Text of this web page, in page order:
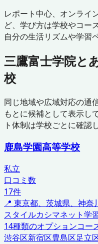
レポート中心、オンライ
ど、学び方は学校やコー
自分の生活リズムや学習
三鷹富士学院と
校
同じ地域や広域対応の通
もとに候補として表示し
ト体制は学校ごとに確認
鹿島学園高等学校
私立
口コミ数
17件
📍 東京都、茨城県、神奈
スタイルカシマネット学
14種類のオプションコー
渋谷区新宿区豊島区足立